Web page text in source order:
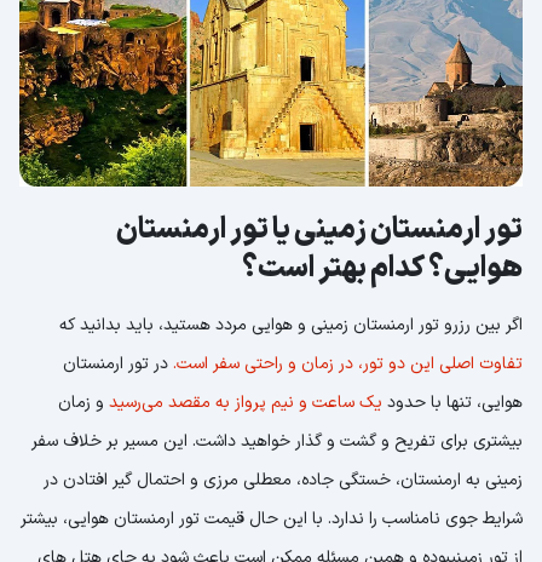
تور ارمنستان زمینی یا تور ارمنستان
هوایی؟ کدام بهتر است؟
اگر بین رزرو تور ارمنستان زمینی و هوایی مردد هستید، باید بدانید که
تفاوت اصلی این دو تور، در زمان و راحتی سفر است.در تور ارمنستان
هوایی، تنها با حدود یک ساعت و نیم پرواز به مقصد می‌رسید و زمان
بیشتری برای تفریح و گشت و گذار خواهید داشت. این مسیر بر خلاف سفر
زمینی به ارمنستان، خستگی جاده، معطلی مرزی و احتمال گیر افتادن در
شرایط جوی نا‌مناسب را ندارد. با این حال قیمت تور ارمنستان هوایی، بیشتر